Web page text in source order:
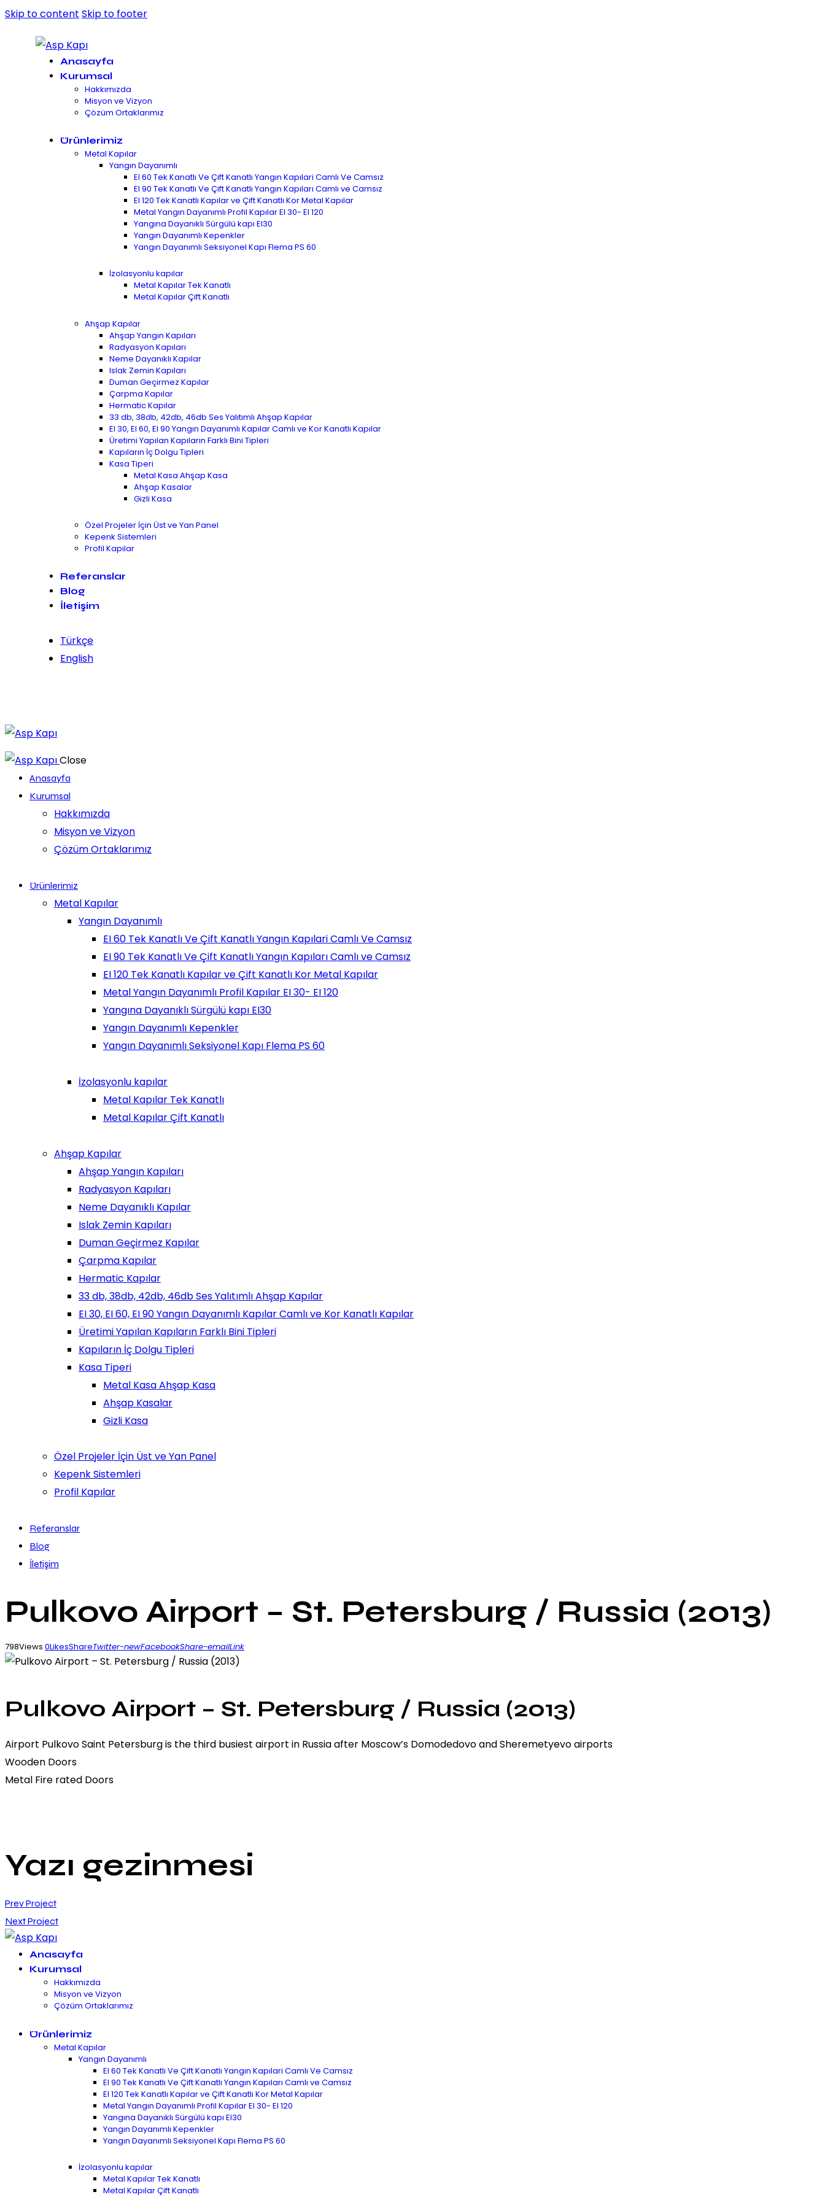
Skip to content Skip to footer
Anasayfa
Kurumsal
Hakkımızda
Misyon ve Vizyon
Çözüm Ortaklarımız
Ürünlerimiz
Metal Kapılar
Yangın Dayanımlı
EI 60 Tek Kanatlı Ve Çift Kanatlı Yangın Kapılari Camlı Ve Camsız
EI 90 Tek Kanatlı Ve Çift Kanatlı Yangın Kapıları Camlı ve Camsız
EI 120 Tek Kanatlı Kapılar ve Çift Kanatlı Kor Metal Kapılar
Metal Yangın Dayanımlı Profil Kapılar EI 30- EI 120
Yangına Dayanıklı Sürgülü kapı EI30
Yangın Dayanımlı Kepenkler
Yangın Dayanımlı Seksiyonel Kapı Flema PS 60
İzolasyonlu kapılar
Metal Kapılar Tek Kanatlı
Metal Kapılar Çift Kanatlı
Ahşap Kapılar
Ahşap Yangın Kapıları
Radyasyon Kapıları
Neme Dayanıklı Kapılar
Islak Zemin Kapıları
Duman Geçirmez Kapılar
Çarpma Kapılar
Hermatic Kapılar
33 db, 38db, 42db, 46db Ses Yalıtımlı Ahşap Kapılar
EI 30, EI 60, EI 90 Yangın Dayanımlı Kapılar Camlı ve Kor Kanatlı Kapılar
Üretimi Yapılan Kapıların Farklı Bini Tipleri
Kapıların İç Dolgu Tipleri
Kasa Tiperi
Metal Kasa Ahşap Kasa
Ahşap Kasalar
Gizli Kasa
Özel Projeler İçin Üst ve Yan Panel
Kepenk Sistemleri
Profil Kapılar
Referanslar
Blog
İletişim
Türkçe
English
Close
Anasayfa
Kurumsal
Hakkımızda
Misyon ve Vizyon
Çözüm Ortaklarımız
Ürünlerimiz
Metal Kapılar
Yangın Dayanımlı
EI 60 Tek Kanatlı Ve Çift Kanatlı Yangın Kapılari Camlı Ve Camsız
EI 90 Tek Kanatlı Ve Çift Kanatlı Yangın Kapıları Camlı ve Camsız
EI 120 Tek Kanatlı Kapılar ve Çift Kanatlı Kor Metal Kapılar
Metal Yangın Dayanımlı Profil Kapılar EI 30- EI 120
Yangına Dayanıklı Sürgülü kapı EI30
Yangın Dayanımlı Kepenkler
Yangın Dayanımlı Seksiyonel Kapı Flema PS 60
İzolasyonlu kapılar
Metal Kapılar Tek Kanatlı
Metal Kapılar Çift Kanatlı
Ahşap Kapılar
Ahşap Yangın Kapıları
Radyasyon Kapıları
Neme Dayanıklı Kapılar
Islak Zemin Kapıları
Duman Geçirmez Kapılar
Çarpma Kapılar
Hermatic Kapılar
33 db, 38db, 42db, 46db Ses Yalıtımlı Ahşap Kapılar
EI 30, EI 60, EI 90 Yangın Dayanımlı Kapılar Camlı ve Kor Kanatlı Kapılar
Üretimi Yapılan Kapıların Farklı Bini Tipleri
Kapıların İç Dolgu Tipleri
Kasa Tiperi
Metal Kasa Ahşap Kasa
Ahşap Kasalar
Gizli Kasa
Özel Projeler İçin Üst ve Yan Panel
Kepenk Sistemleri
Profil Kapılar
Referanslar
Blog
İletişim
Pulkovo Airport – St. Petersburg / Russia (2013)
798Views 0LikesShareTwitter-newFacebookShare-emailLink
Pulkovo Airport – St. Petersburg / Russia (2013)
Airport Pulkovo Saint Petersburg is the third busiest airport in Russia after Moscow’s Domodedovo and Sheremetyevo airports
Wooden Doors
Metal Fire rated Doors
Yazı gezinmesi
Prev Project
Next Project
Anasayfa
Kurumsal
Hakkımızda
Misyon ve Vizyon
Çözüm Ortaklarımız
Ürünlerimiz
Metal Kapılar
Yangın Dayanımlı
EI 60 Tek Kanatlı Ve Çift Kanatlı Yangın Kapılari Camlı Ve Camsız
EI 90 Tek Kanatlı Ve Çift Kanatlı Yangın Kapıları Camlı ve Camsız
EI 120 Tek Kanatlı Kapılar ve Çift Kanatlı Kor Metal Kapılar
Metal Yangın Dayanımlı Profil Kapılar EI 30- EI 120
Yangına Dayanıklı Sürgülü kapı EI30
Yangın Dayanımlı Kepenkler
Yangın Dayanımlı Seksiyonel Kapı Flema PS 60
İzolasyonlu kapılar
Metal Kapılar Tek Kanatlı
Metal Kapılar Çift Kanatlı